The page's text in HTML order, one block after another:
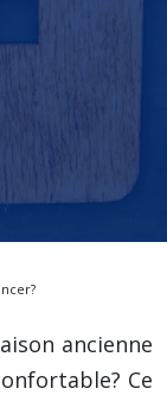
ancienne
Ce